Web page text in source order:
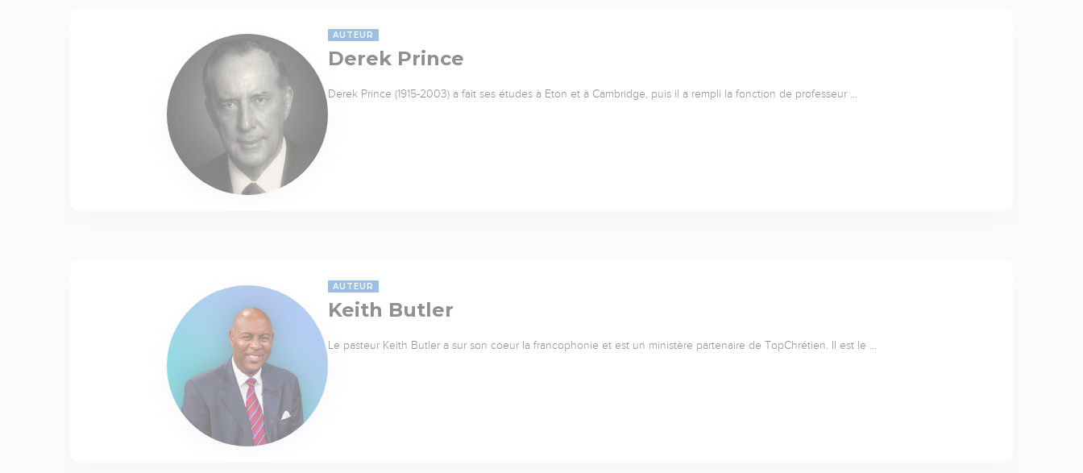
AUTEUR
Derek Prince
Derek Prince (1915-2003) a fait ses études à Eton et à Cambridge, puis il a rempli la fonction de professeur …
AUTEUR
Keith Butler
Le pasteur Keith Butler a sur son coeur la francophonie et est un ministère partenaire de TopChrétien. Il est le …